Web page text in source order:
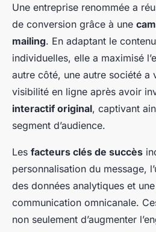
Une entreprise renommée a
de conversion grâce à une
mailing. En adaptant le
individuelles, elle a maximisé
autre côté, une autre société a
visibilité en ligne après avoir
interactif original, captivant
segment d’audience.
Les facteurs clés de succès
personnalisation du message,
des données analytiques et
communication omnicanale.
non seulement d’augmenter